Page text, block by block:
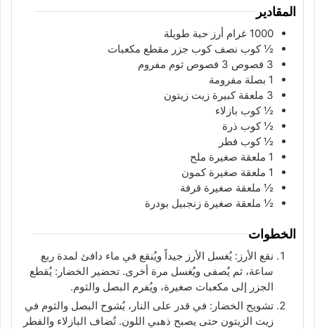
المقادير
1000 غرام أرز حبة طويلة
½ كوب نصف كوب جزر مقطع مكعبات
3 فصوص 3 فصوص ثوم مفروم
1 بصلة مفرومة
3 ملعقة كبيرة زيت زيتون
½ كوب بازلاء
½ كوب ذرة
½ كوب فطر
1 ملعقة صغيرة ملح
1 ملعقة صغيرة كمون
½ ملعقة صغيرة قرفة
½ ملعقة صغيرة زنجبيل بودرة
الخطوات
نقع الأرز: يُغسل الأرز جيداً ويُنقع في ماء دافئ لمدة ربع
ساعة، ثم يُصفى ويُغسل مرة أخرى. تحضير الخضار: يُقطع
الجزر إلى مكعبات صغيرة، ويُفرم البصل والثوم.
تشويح الخضار: في قدر على النار، يُشوح البصل والثوم في
زيت الزيتون حتى يصبح ذهبي اللون. تُضاف البازلاء والفطر